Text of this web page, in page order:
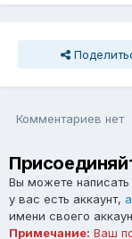
Комментариев нет
Вы можете написать
у вас есть аккаунт,
имени своего
Примечание: Ваш